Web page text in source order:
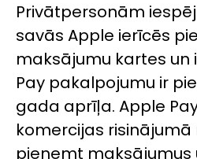
Privātpersonām
savās Apple ierīcēs
maksājumu kartes un
Pay pakalpojumu ir
gada aprīļa. Apple
komercijas
pieņemt maksājumus